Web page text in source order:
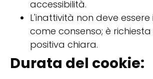
accessibilità.
L'inattività non deve
come consenso; è
positiva chiara.
Durata del cookie: